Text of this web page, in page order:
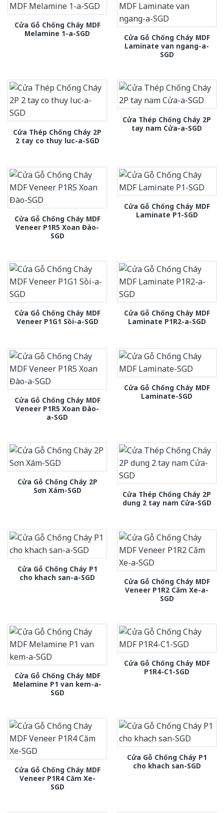
Cửa Gỗ Chống Cháy MDF
Melamine 1-a-SGD
Cửa Gỗ Chống Cháy MDF
Laminate van ngang-a-
SGD
Cửa Thép Chống Cháy 2P
2 tay co thuy luc-a-SGD
Cửa Thép Chống Cháy 2P
tay nam Cửa-a-SGD
Cửa Gỗ Chống Cháy MDF
Veneer P1R5 Xoan Đào-
SGD
Cửa Gỗ Chống Cháy MDF
Laminate P1-SGD
Cửa Gỗ Chống Cháy MDF
Veneer P1G1 Sồi-a-SGD
Cửa Gỗ Chống Cháy MDF
Laminate P1R2-a-SGD
Cửa Gỗ Chống Cháy MDF
Veneer P1R5 Xoan Đào-
a-SGD
Cửa Gỗ Chống Cháy MDF
Laminate-SGD
Cửa Gỗ Chống Cháy 2P
Sơn Xám-SGD
Cửa Thép Chống Cháy 2P
dung 2 tay nam Cửa-SGD
Cửa Gỗ Chống Cháy P1
cho khach san-a-SGD
Cửa Gỗ Chống Cháy MDF
Veneer P1R2 Căm Xe-a-
SGD
Cửa Gỗ Chống Cháy MDF
Melamine P1 van kem-a-
SGD
Cửa Gỗ Chống Cháy MDF
P1R4-C1-SGD
Cửa Gỗ Chống Cháy MDF
Veneer P1R4 Căm Xe-
SGD
Cửa Gỗ Chống Cháy P1
cho khach san-SGD